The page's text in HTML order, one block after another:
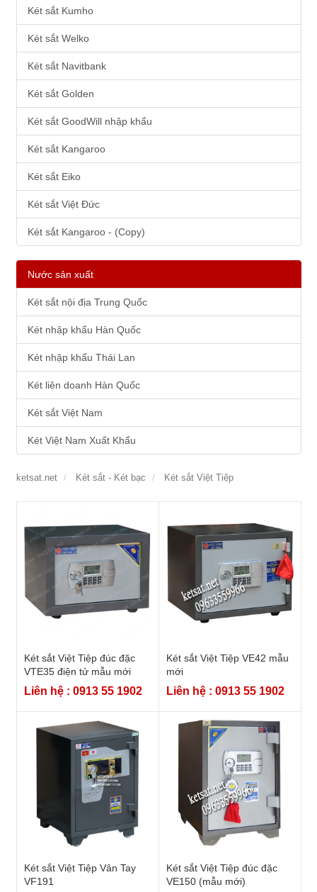
Két sắt Kumho
Két sắt Welko
Két sắt Navitbank
Két sắt Golden
Két sắt GoodWill nhập khẩu
Két sắt Kangaroo
Két sắt Eiko
Két sắt Việt Đức
Két sắt Kangaroo - (Copy)
Nước sản xuất
Két sắt nội địa Trung Quốc
Két nhập khẩu Hàn Quốc
Két nhập khẩu Thái Lan
Két liên doanh Hàn Quốc
Két sắt Việt Nam
Két Việt Nam Xuất Khẩu
ketsat.net Két sắt - Két bạc Két sắt Việt Tiệp
Két sắt Việt Tiệp đúc đặc
VTE35 điện tử mẫu mới
Liên hệ : 0913 55 1902
Két sắt Việt Tiệp VE42 mẫu
mới
Liên hệ : 0913 55 1902
Két sắt Việt Tiệp Vân Tay
VF191
Két sắt Việt Tiệp đúc đặc
VE150 (mẫu mới)